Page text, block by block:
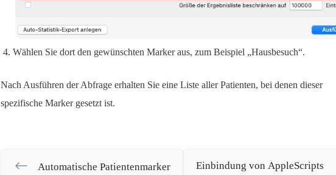
Wählen Sie dort den gewünschten Marker aus, zum Beispiel „Hausbesuch“.
Nach Ausführen der Abfrage erhalten Sie eine Liste aller Patienten, bei denen dieser
spezifische Marker gesetzt ist.
Automatische Patientenmarker Einbindung von AppleScripts